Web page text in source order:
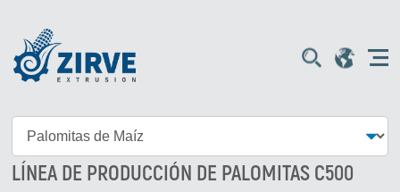
LÍNEA DE PRODUCCIÓN DE PALOMITAS C500